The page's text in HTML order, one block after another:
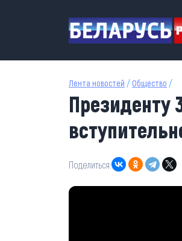
Лента новостей / Общество /
Президенту
Поделиться: